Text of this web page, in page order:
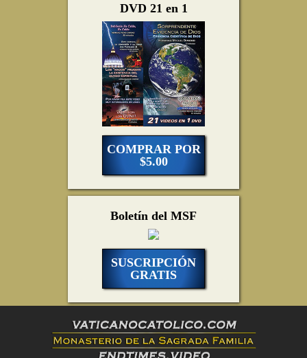
DVD 21 en 1
COMPRAR POR
$5.00
Boletín del MSF
SUSCRIPCIÓN
GRATIS